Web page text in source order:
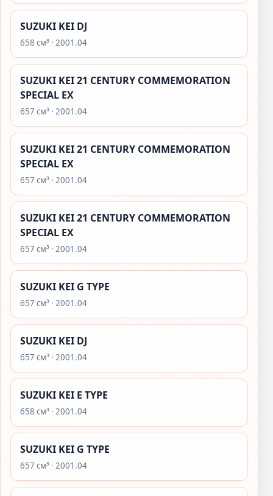
SUZUKI KEI DJ
658 см³ · 2001.04
SUZUKI KEI 21 CENTURY COMMEMORATION
SPECIAL EX
657 см³ · 2001.04
SUZUKI KEI 21 CENTURY COMMEMORATION
SPECIAL EX
657 см³ · 2001.04
SUZUKI KEI 21 CENTURY COMMEMORATION
SPECIAL EX
657 см³ · 2001.04
SUZUKI KEI G TYPE
657 см³ · 2001.04
SUZUKI KEI DJ
657 см³ · 2001.04
SUZUKI KEI E TYPE
658 см³ · 2001.04
SUZUKI KEI G TYPE
657 см³ · 2001.04